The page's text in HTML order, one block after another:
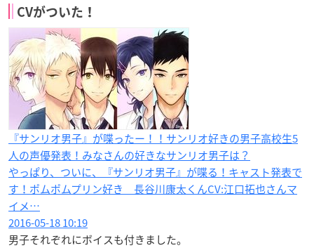
CVがついた！
『サンリオ男子』が喋ったー！！サンリオ好きの男子高校生5
人の声優発表！みなさんの好きなサンリオ男子は？
やっぱり、ついに、『サンリオ男子』が喋る！キャスト発表で
す！ポムポムプリン好き 長谷川康太くんCV:江口拓也さんマ
イメ…
2016-05-18 10:19
男子それぞれにボイスも付きました。